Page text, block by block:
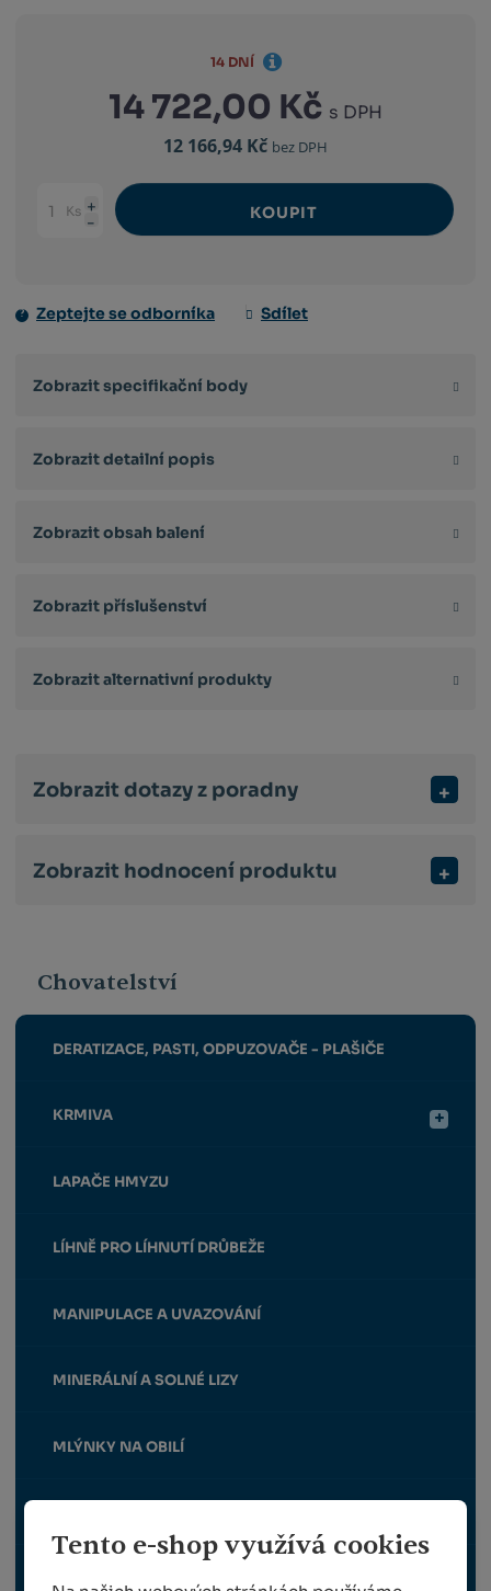
Tento e-shop využívá cookies
14 722,00 Kč s DPH
12 166,94 Kč bez DPH
14 DNÍ
Změnit
Navýšit
Snížit
Ks KOUPIT
Zeptejte se odborníka Sdílet
Zobrazit specifikační body
Zobrazit detailní popis
Zobrazit obsah balení
Zobrazit příslušenství
Zobrazit alternativní produkty
Zobrazit dotazy z poradny
Zobrazit hodnocení produktu
Chovatelství
DERATIZACE, PASTI, ODPUZOVAČE - PLAŠIČE
KRMIVA
LAPAČE HMYZU
LÍHNĚ PRO LÍHNUTÍ DRŮBEŽE
MANIPULACE A UVAZOVÁNÍ
MINERÁLNÍ A SOLNÉ LIZY
MLÝNKY NA OBILÍ
OHRADNÍKY